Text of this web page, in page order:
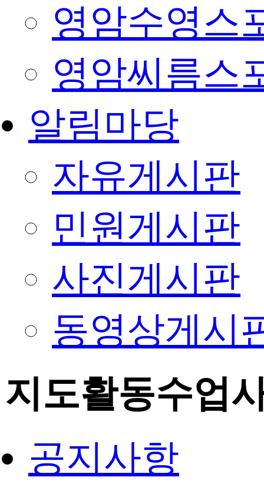
영암수영스
영암씨름스
알림마당
자유게시판
민원게시판
사진게시판
동영상게시
지도활동수업
공지사항